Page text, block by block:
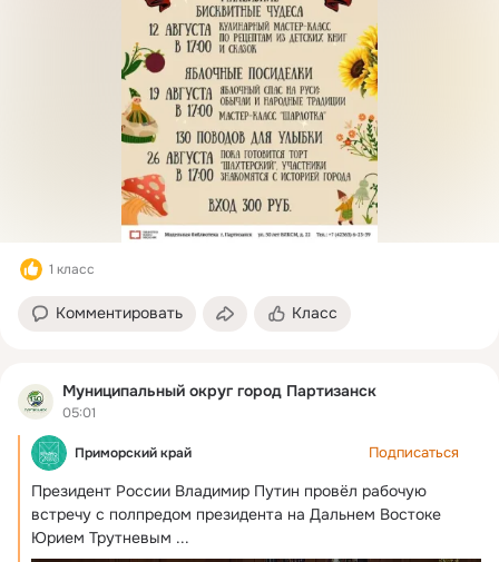
1 класс
Комментировать Класс
Муниципальный округ город Партизанск
05:01
Приморский край Подписаться
Президент России Владимир Путин провёл рабочую
встречу с полпредом президента на Дальнем Востоке
Юрием Трутневым ...